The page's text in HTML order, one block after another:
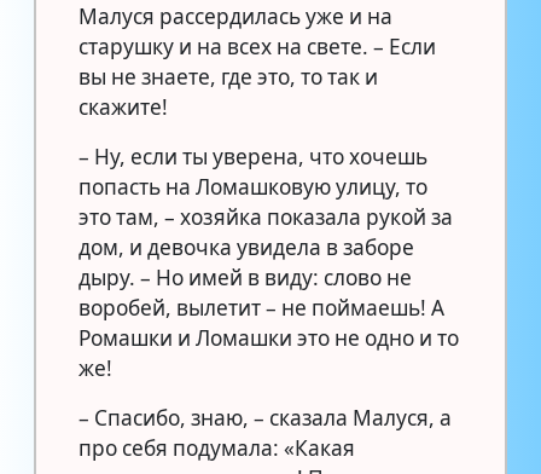
Малуся рассердилась уже и на
старушку и на всех на свете. – Если
вы не знаете, где это, то так и
скажите!
– Ну, если ты уверена, что хочешь
попасть на Ломашковую улицу, то
это там, – хозяйка показала рукой за
дом, и девочка увидела в заборе
дыру. – Но имей в виду: слово не
воробей, вылетит – не поймаешь! А
Ромашки и Ломашки это не одно и то
же!
– Спасибо, знаю, – сказала Малуся, а
про себя подумала: «Какая